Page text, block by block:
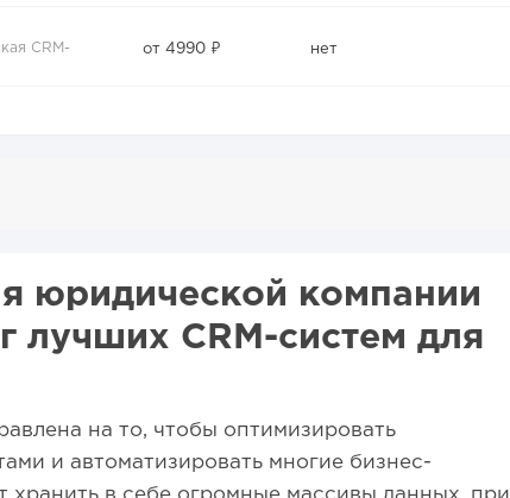
CRM-
от 4990 ₽ нет
юридической компании
лучших CRM-систем для
на то, чтобы оптимизировать
и автоматизировать многие бизнес-